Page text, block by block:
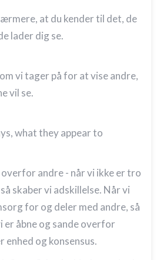
at du kender til det, de
lader dig se.
vi tager på for at vise andre,
vil se.
what they appear to
andre - når vi ikke er tro
skaber vi adskillelse. Når vi
for og deler med andre, så
er åbne og sande overfor
enhed og konsensus.